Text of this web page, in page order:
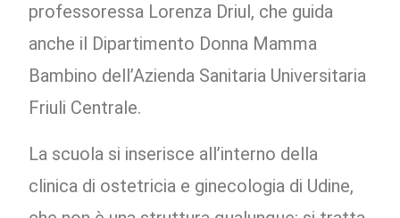
professoressa Lorenza Driul, che guida
anche il Dipartimento Donna Mamma
Bambino dell’Azienda Sanitaria Universitaria
Friuli Centrale.
La scuola si inserisce all’interno della
clinica di ostetricia e ginecologia di Udine,